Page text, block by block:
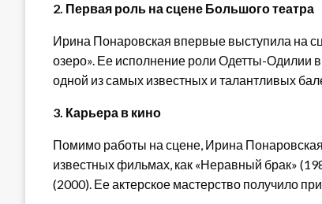
2. Первая роль на сцене Большого театра
Ирина Понаровская впервые выступила на
озеро». Ее исполнение роли Одетты-Одилии
одной из самых известных и талантливых
3. Карьера в кино
Помимо работы на сцене, Ирина
известных фильмах, как «Неравный брак»
(2000). Ее актерское мастерство получило